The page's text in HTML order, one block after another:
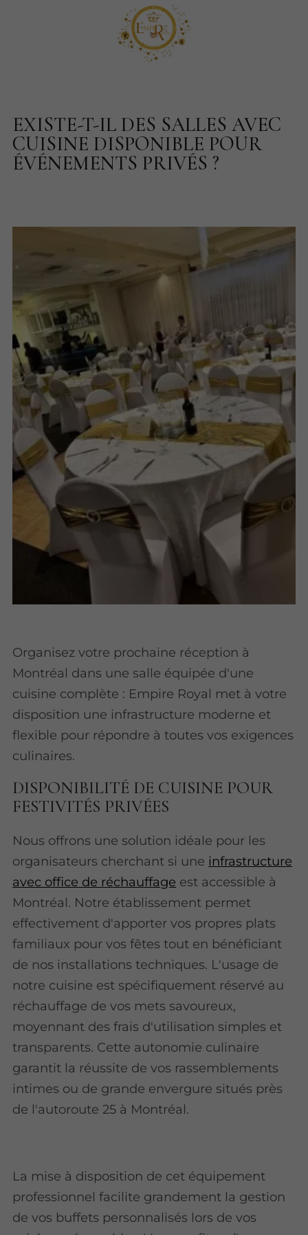
EXISTE-T-IL DES SALLES AVEC
CUISINE DISPONIBLE POUR
ÉVÉNEMENTS PRIVÉS ?
Organisez votre prochaine réception à
Montréal dans une salle équipée d'une
cuisine complète : Empire Royal met à votre
disposition une infrastructure moderne et
flexible pour répondre à toutes vos exigences
culinaires.
DISPONIBILITÉ DE CUISINE POUR
FESTIVITÉS PRIVÉES
Nous offrons une solution idéale pour les
organisateurs cherchant si une infrastructure
avec office de réchauffage est accessible à
Montréal. Notre établissement permet
effectivement d'apporter vos propres plats
familiaux pour vos fêtes tout en bénéficiant
de nos installations techniques. L'usage de
notre cuisine est spécifiquement réservé au
réchauffage de vos mets savoureux,
moyennant des frais d'utilisation simples et
transparents. Cette autonomie culinaire
garantit la réussite de vos rassemblements
intimes ou de grande envergure situés près
de l'autoroute 25 à Montréal.
La mise à disposition de cet équipement
professionnel facilite grandement la gestion
de vos buffets personnalisés lors de vos